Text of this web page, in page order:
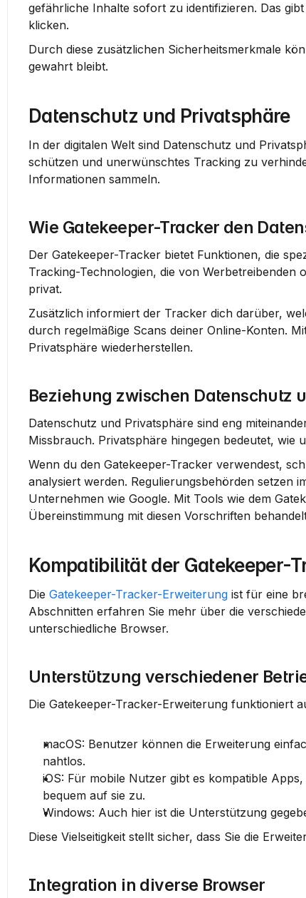
gefährliche Inhalte sofort zu identifizieren. Das
klicken.
Durch diese zusätzlichen Sicherheitsmerkmale
gewahrt bleibt.
Datenschutz und Privatsphäre
In der digitalen Welt sind Datenschutz und
schützen und unerwünschtes Tracking zu
Informationen sammeln.
Wie Gatekeeper-Tracker den
Der Gatekeeper-Tracker bietet Funktionen, die
Tracking-Technologien, die von Werbetreibenden
privat.
Zusätzlich informiert der Tracker dich darüber,
durch regelmäßige Scans deiner Online-Konten.
Privatsphäre wiederherstellen.
Beziehung zwischen Datenschutz
Datenschutz und Privatsphäre sind eng
Missbrauch. Privatsphäre hingegen bedeutet, wie
Wenn du den Gatekeeper-Tracker verwendest,
analysiert werden. Regulierungsbehörden setzen
Unternehmen wie Google. Mit Tools wie dem
Übereinstimmung mit diesen Vorschriften
Kompatibilität der Gatekeeper-
Die Gatekeeper-Tracker-Erweiterung ist für eine
Abschnitten erfahren Sie mehr über die
unterschiedliche Browser.
Unterstützung verschiedener
Die Gatekeeper-Tracker-Erweiterung funktioniert
macOS: Benutzer können die Erweiterung
nahtlos.
iOS: Für mobile Nutzer gibt es kompatible
bequem auf sie zu.
Windows: Auch hier ist die Unterstützung
Diese Vielseitigkeit stellt sicher, dass Sie die
Integration in diverse Browser